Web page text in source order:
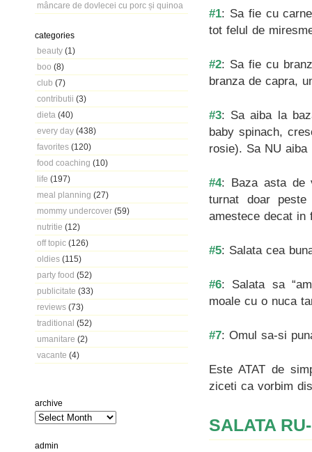
mâncare de dovlecei cu porc și quinoa
categories
beauty (1)
boo (8)
club (7)
contributii (3)
dieta (40)
every day (438)
favorites (120)
food coaching (10)
life (197)
meal planning (27)
mommy undercover (59)
nutritie (12)
off topic (126)
oldies (115)
party food (52)
publicitate (33)
reviews (73)
traditional (52)
umanitare (2)
vacante (4)
archive
admin
#1: Sa fie cu
tot felul de
#2: Sa fie cu
branza de capra,
#3: Sa aiba la
baby spinach,
rosie). Sa NU
#4: Baza asta de
turnat doar
amestece decat in
#5: Salata cea
#6: Salata sa
moale cu o nuca
#7: Omul sa-si
Este ATAT de
ziceti ca vorbim
SALATA